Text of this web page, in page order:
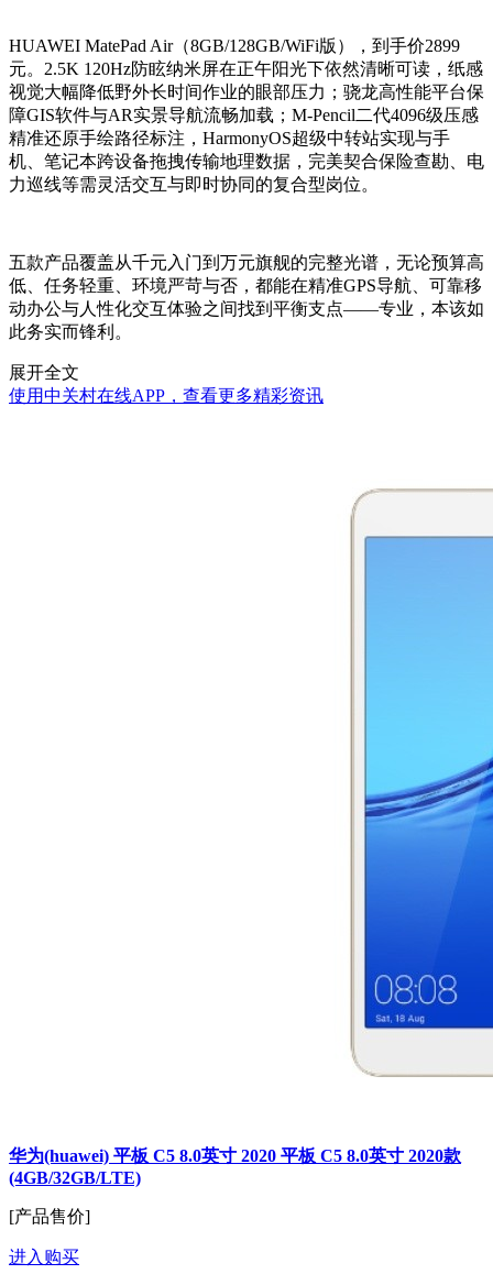
HUAWEI MatePad Air（8GB/128GB/WiFi版），到手价2899
元。2.5K 120Hz防眩纳米屏在正午阳光下依然清晰可读，纸感
视觉大幅降低野外长时间作业的眼部压力；骁龙高性能平台保
障GIS软件与AR实景导航流畅加载；M-Pencil二代4096级压感
精准还原手绘路径标注，HarmonyOS超级中转站实现与手
机、笔记本跨设备拖拽传输地理数据，完美契合保险查勘、电
力巡线等需灵活交互与即时协同的复合型岗位。
五款产品覆盖从千元入门到万元旗舰的完整光谱，无论预算高
低、任务轻重、环境严苛与否，都能在精准GPS导航、可靠移
动办公与人性化交互体验之间找到平衡支点——专业，本该如
此务实而锋利。
展开全文
使用中关村在线APP，查看更多精彩资讯
华为(huawei) 平板 C5 8.0英寸 2020 平板 C5 8.0英寸 2020款
(4GB/32GB/LTE)
[产品售价]
进入购买